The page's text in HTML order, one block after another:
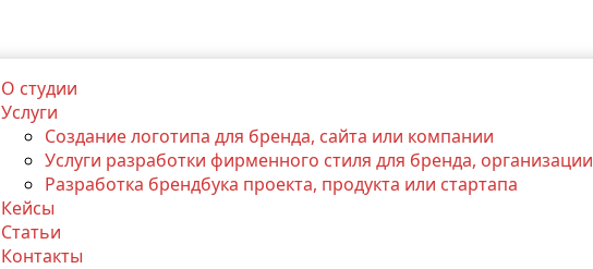
О студии
Услуги
Создание логотипа для бренда, сайта или компании
Услуги разработки фирменного стиля для бренда, организации
Разработка брендбука проекта, продукта или стартапа
Кейсы
Статьи
Контакты